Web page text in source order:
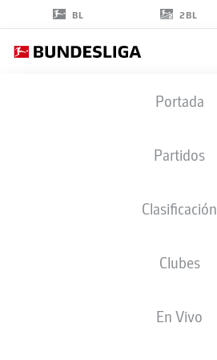
BL 2BL
Portada
Partidos
Clasificación
Clubes
En Vivo